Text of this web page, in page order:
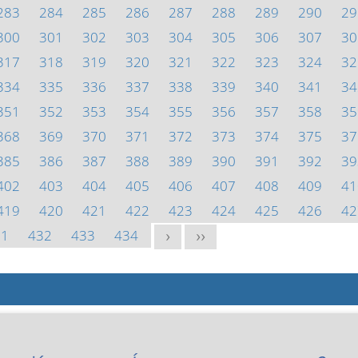
284 285 286 287 288 289 290
301 302 303 304 305 306 307
318 319 320 321 322 323 324
335 336 337 338 339 340 341
352 353 354 355 356 357 358
369 370 371 372 373 374 375
386 387 388 389 390 391 392
403 404 405 406 407 408 409
420 421 422 423 424 425 426
432 433 434 > >>